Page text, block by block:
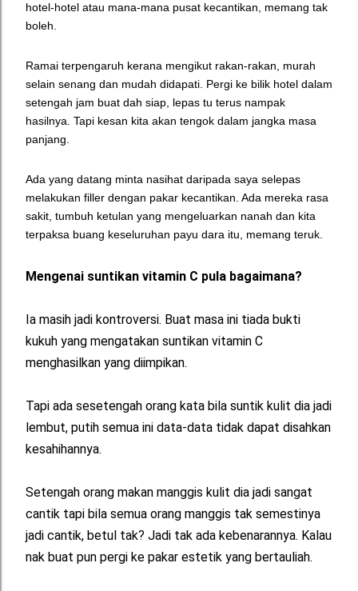
hotel-hotel atau mana-mana pusat kecantikan, memang tak
boleh.
Ramai terpengaruh kerana mengikut rakan-rakan, murah
selain senang dan mudah didapati. Pergi ke bilik hotel dalam
setengah jam buat dah siap, lepas tu terus nampak
hasilnya. Tapi kesan kita akan tengok dalam jangka masa
panjang.
Ada yang datang minta nasihat daripada saya selepas
melakukan filler dengan pakar kecantikan. Ada mereka rasa
sakit, tumbuh ketulan yang mengeluarkan nanah dan kita
terpaksa buang keseluruhan payu dara itu, memang teruk.
Mengenai suntikan vitamin C pula bagaimana?
Ia masih jadi kontroversi. Buat masa ini tiada bukti
kukuh yang mengatakan suntikan vitamin C
menghasilkan yang diimpikan.
Tapi ada sesetengah orang kata bila suntik kulit dia jadi
lembut, putih semua ini data-data tidak dapat disahkan
kesahihannya.
Setengah orang makan manggis kulit dia jadi sangat
cantik tapi bila semua orang manggis tak semestinya
jadi cantik, betul tak? Jadi tak ada kebenarannya. Kalau
nak buat pun pergi ke pakar estetik yang bertauliah.